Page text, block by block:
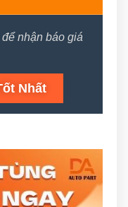
để nhận báo giá
Nhất